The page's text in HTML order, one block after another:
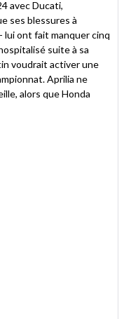
avec Ducati,
ses blessures à
lui ont fait manquer cinq
suite à sa
voudrait activer une
Aprilia ne
alors que Honda